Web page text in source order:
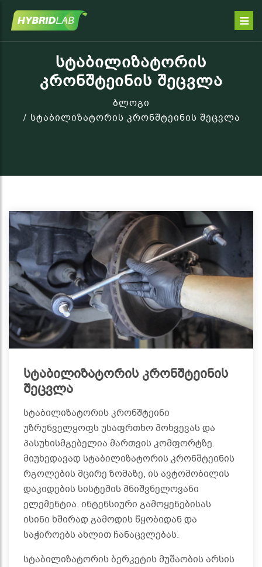
ᲡᲢᲐᲑᲘᲚᲘᲖᲐᲢᲝᲠᲘᲡ
ᲙᲠᲝᲜᲨᲢᲔᲘᲜᲘᲡ ᲨᲔᲪᲕᲚᲐ
ბლოგი
სტაბილიზატორის კრონშტეინის შეცვლა
სტაბილიზატორის კრონშტეინის
შეცვლა
სტაბილიზატორის კრონშტეინი
უზრუნველყოფს უსაფრთხო მოხვევას და
პასუხისმგებელია მართვის კომფორტზე.
მიუხედავად სტაბილიზატორის კრონშტეინის
რგოლების მცირე ზომაზე, ის ავტომობილის
დაკიდების სისტემის მნიშვნელოვანი
ელემენტია. ინტენსიური გამოყენებისას
ისინი ხშირად გამოდის წყობიდან და
საჭიროებს ახლით ჩანაცვლებას.
სტაბილიზატორის ბერკეტის მუშაობის არსის